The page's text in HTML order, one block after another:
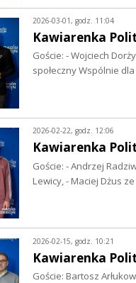
2026-03-01, godz. 11:04
Kawiarenka
Goście: - Wojciech
społeczny Wspólnie
2026-02-22, godz. 12:06
Kawiarenka
Goście: - Andrzej
Lewicy, - Maciej Dżus
2026-02-15, godz. 10:21
Kawiarenka
Goście: Bartosz